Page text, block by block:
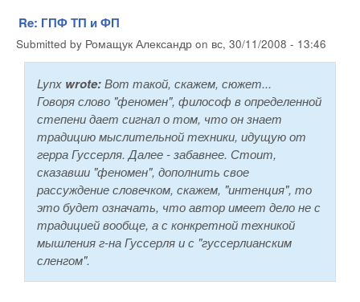
Re: ГПФ ТП и ФП
Submitted by Ромащук Александр on вс, 30/11/2008 - 13:46
Lynx wrote:Вот такой, скажем, сюжет...
Говоря слово "феномен", философ в определенной
степени дает сигнал о том, что он знает
традицию мыслительной техники, идущую от
герра Гуссерля. Далее - забавнее. Стоит,
сказавши "феномен", дополнить свое
рассуждение словечком, скажем, "интенция", то
это будет означать, что автор имеет дело не с
традицией вообще, а с конкретной техникой
мышления г-на Гуссерля и с "гуссерлианским
сленгом".